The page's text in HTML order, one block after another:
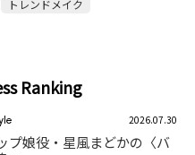
トレンドメイク
Ranking
2026.07.30
プ娘役・星風まどかの〈バ